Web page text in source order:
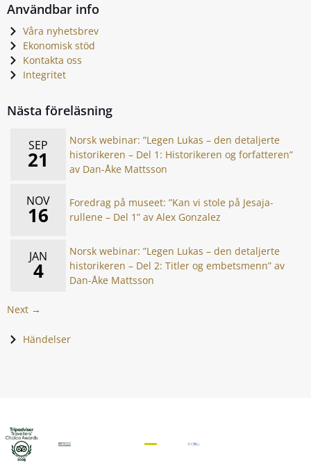
Användbar info
Våra nyhetsbrev
Ekonomisk stöd
Kontakta oss
Integritet
Nästa föreläsning
SEP
21
Norsk webinar: ”Legen Lukas – den detaljerte
historikeren – Del 1: Historikeren og forfatteren”
av Dan-Åke Mattsson
NOV
16
Foredrag på museet: ”Kan vi stole på Jesaja-
rullene – Del 1” av Alex Gonzalez
JAN
4
Norsk webinar: ”Legen Lukas – den detaljerte
historikeren – Del 2: Titler og embetsmenn” av
Dan-Åke Mattsson
Next →
Händelser